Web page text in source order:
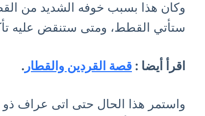
وكان هذا بسبب خوفه الشديد من
ستأتي القطط، ومتى ستنقض عليه
اقرأ أيضا : قصة القردين والقطار .
واستمر هذا الحال حتى اتى عراف ذو